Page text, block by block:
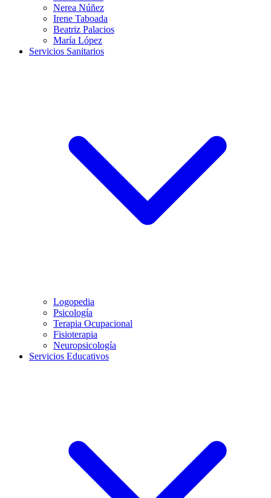
Nerea Núñez
Irene Taboada
Beatriz Palacios
María López
Servicios Sanitarios
Logopedia
Psicología
Terapia Ocupacional
Fisioterapia
Neuropsicología
Servicios Educativos